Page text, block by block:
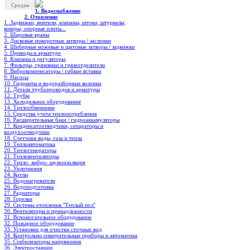
Средам
1. Водоснабжение
2. Отопление
1. Задвижки, вентили, клапаны, штоки, штурвалы,
коверы, опорные плиты...
2. Шаровые краны
3. Дисковые поворотные затворы / заслонки
4. Шиберные ножевые и щитовые затворы / задвижки
5. Приводы к арматуре
6. Клапаны и регуляторы
7. Фильтры, грязевики и грязеотделители
8. Виброкомпенсаторы / гибкие вставки
9. Насосы
10. Гидранты и водоразборные колонки
11. Детали трубопроводов и арматуры
12. Трубы
13. Холодильное oборудование
14. Теплообменники
15. Средства учета теплопотребления
16. Расширительные баки / гидроаккамуляторы
17. Конденсатоотводчики, сепараторы и
воздухоотводчики
18. Счетчики воды, газа и тепла
19. Теплоавтоматика
20. Теплогенераторы
21. Тепловентиляторы
22. Тепло- вибро- шумоизоляция
23. Уплотнения
24. Котлы
25. Водонагреватели
26. Водоподготовка
27. Радиаторы
28. Горелки
29. Системы отопления "Теплый пол"
30. Вентиляторы и принадлежности
31. Вспомогательное оборудование
32. Пожарное оборудование
33. Установки для очистки сточных вод
34. Контрольно-измерительные приборы и автоматика
35. Стабилизаторы напряжения
36. Электростанции